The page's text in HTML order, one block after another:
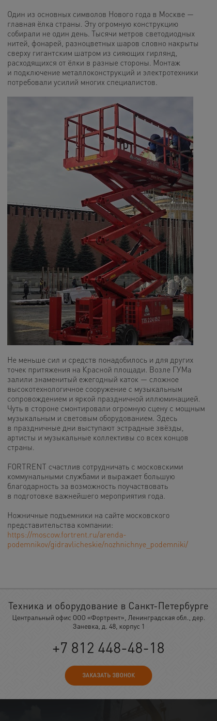
Один из основных символов Нового года в Москве —
главная ёлка страны. Эту огромную конструкцию
собирали не один день. Тысячи метров светодиодных
нитей, фонарей, разноцветных шаров словно накрыты
сверху гигантским шатром из сияющих гирлянд,
расходящихся от ёлки в разные стороны. Монтаж
и подключение металлоконструкций и электротехники
потребовали усилий многих специалистов.
Не меньше сил и средств понадобилось и для других
точек притяжения на Красной площади. Возле ГУМа
залили знаменитый ежегодный каток — сложное
высокотехнологичное сооружение с музыкальным
сопровождением и яркой праздничной иллюминацией.
Чуть в стороне смонтировали огромную сцену с мощным
музыкальным и световым оборудованием. Здесь
в праздничные дни выступают эстрадные звёзды,
артисты и музыкальные коллективы со всех концов
страны.
FORTRENT счастлив сотрудничать с московскими
коммунальными службами и выражает большую
благодарность за возможность поучаствовать
в подготовке важнейшего мероприятия года.
Ножничные подъемники на сайте московского
представительства компании:
https://moscow.fortrent.ru/arenda-
podemnikov/gidravlicheskie/nozhnichnye_podemniki/
Техника и оборудование в Санкт-Петербурге
Центральный офис ООО «Фортрент», Ленинградская обл., дер.
Заневка, д. 48, корпус 1
+7 812 448-48-18
ЗАКАЗАТЬ ЗВОНОК